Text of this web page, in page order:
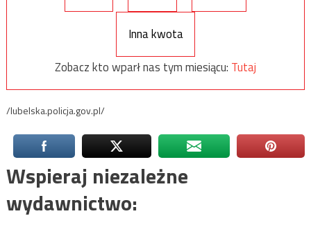
Inna kwota
Zobacz kto wparł nas tym miesiącu: Tutaj
/lubelska.policja.gov.pl/
Wspieraj niezależne
wydawnictwo: